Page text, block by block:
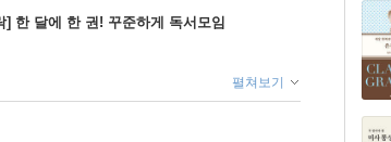
] 한 달에 한 권! 꾸준하게 독서모임
펼쳐보기